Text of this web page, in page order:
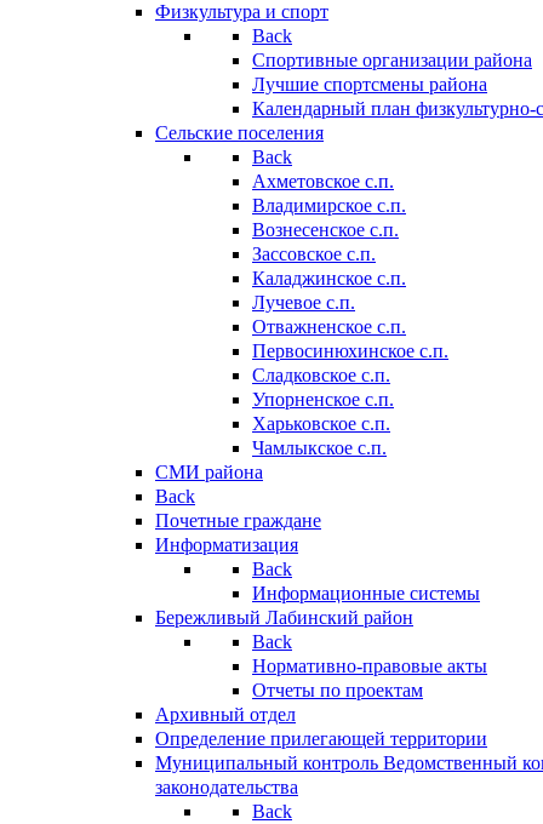
Физкультура и спорт
Back
Спортивные организации района
Лучшие спортсмены района
Календарный план
Сельские поселения
Back
Ахметовское с.п.
Владимирское с.п.
Вознесенское с.п.
Зассовское с.п.
Каладжинское с.п.
Лучевое с.п.
Отважненское с.п.
Первосинюхинское с.п.
Сладковское с.п.
Упорненское с.п.
Харьковское с.п.
Чамлыкское с.п.
СМИ района
Back
Почетные граждане
Информатизация
Back
Информационные системы
Бережливый Лабинский район
Back
Нормативно-правовые акты
Отчеты по проектам
Архивный отдел
Определение прилегающей территории
Муниципальный контроль Ведомственный
законодательства
Back